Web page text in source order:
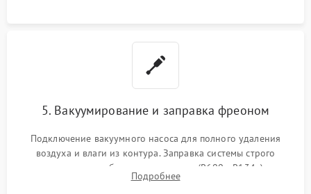
5. Вакуумирование и заправка фреоном
Подключение вакуумного насоса для полного удаления
воздуха и влаги из контура. Заправка системы строго
дозированным объемом хладагента (R600a, R134a) по
электронным весам. Контроль рабочего давления в системе.
Подробнее